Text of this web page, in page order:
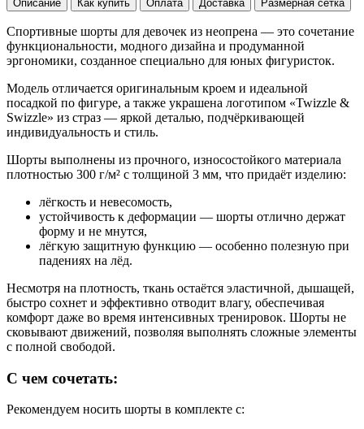
Описание Как купить Оплата Доставка Размерная сетка
Спортивные шорты для девочек из неопрена — это сочетание
функциональности, модного дизайна и продуманной
эргономики, созданное специально для юных фигуристок.
Модель отличается оригинальным кроем и идеальной
посадкой по фигуре, а также украшена логотипом «Twizzle &
Swizzle» из страз — яркой деталью, подчёркивающей
индивидуальность и стиль.
Шорты выполнены из прочного, износостойкого материала
плотностью 300 г/м² с толщиной 3 мм, что придаёт изделию:
лёгкость и невесомость,
устойчивость к деформации — шорты отлично держат
форму и не мнутся,
лёгкую защитную функцию — особенно полезную при
падениях на лёд.
Несмотря на плотность, ткань остаётся эластичной, дышащей,
быстро сохнет и эффективно отводит влагу, обеспечивая
комфорт даже во время интенсивных тренировок. Шорты не
сковывают движений, позволяя выполнять сложные элементы
с полной свободой.
С чем сочетать:
Рекомендуем носить шорты в комплекте с: